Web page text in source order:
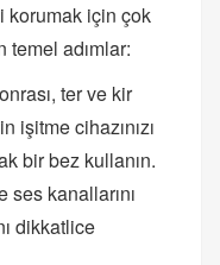
korumak için çok
temel adımlar:
ter ve kir
işitme cihazınızı
bir bez kullanın.
ses kanallarını
dikkatlice